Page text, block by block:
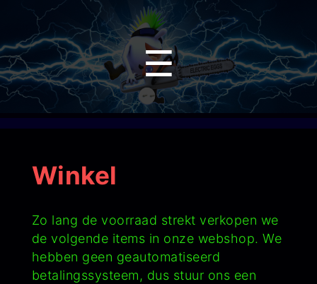
☰Menu
Winkel
Zo lang de voorraad strekt verkopen we
de volgende items in onze webshop. We
hebben geen geautomatiseerd
betalingssysteem, dus stuur ons een